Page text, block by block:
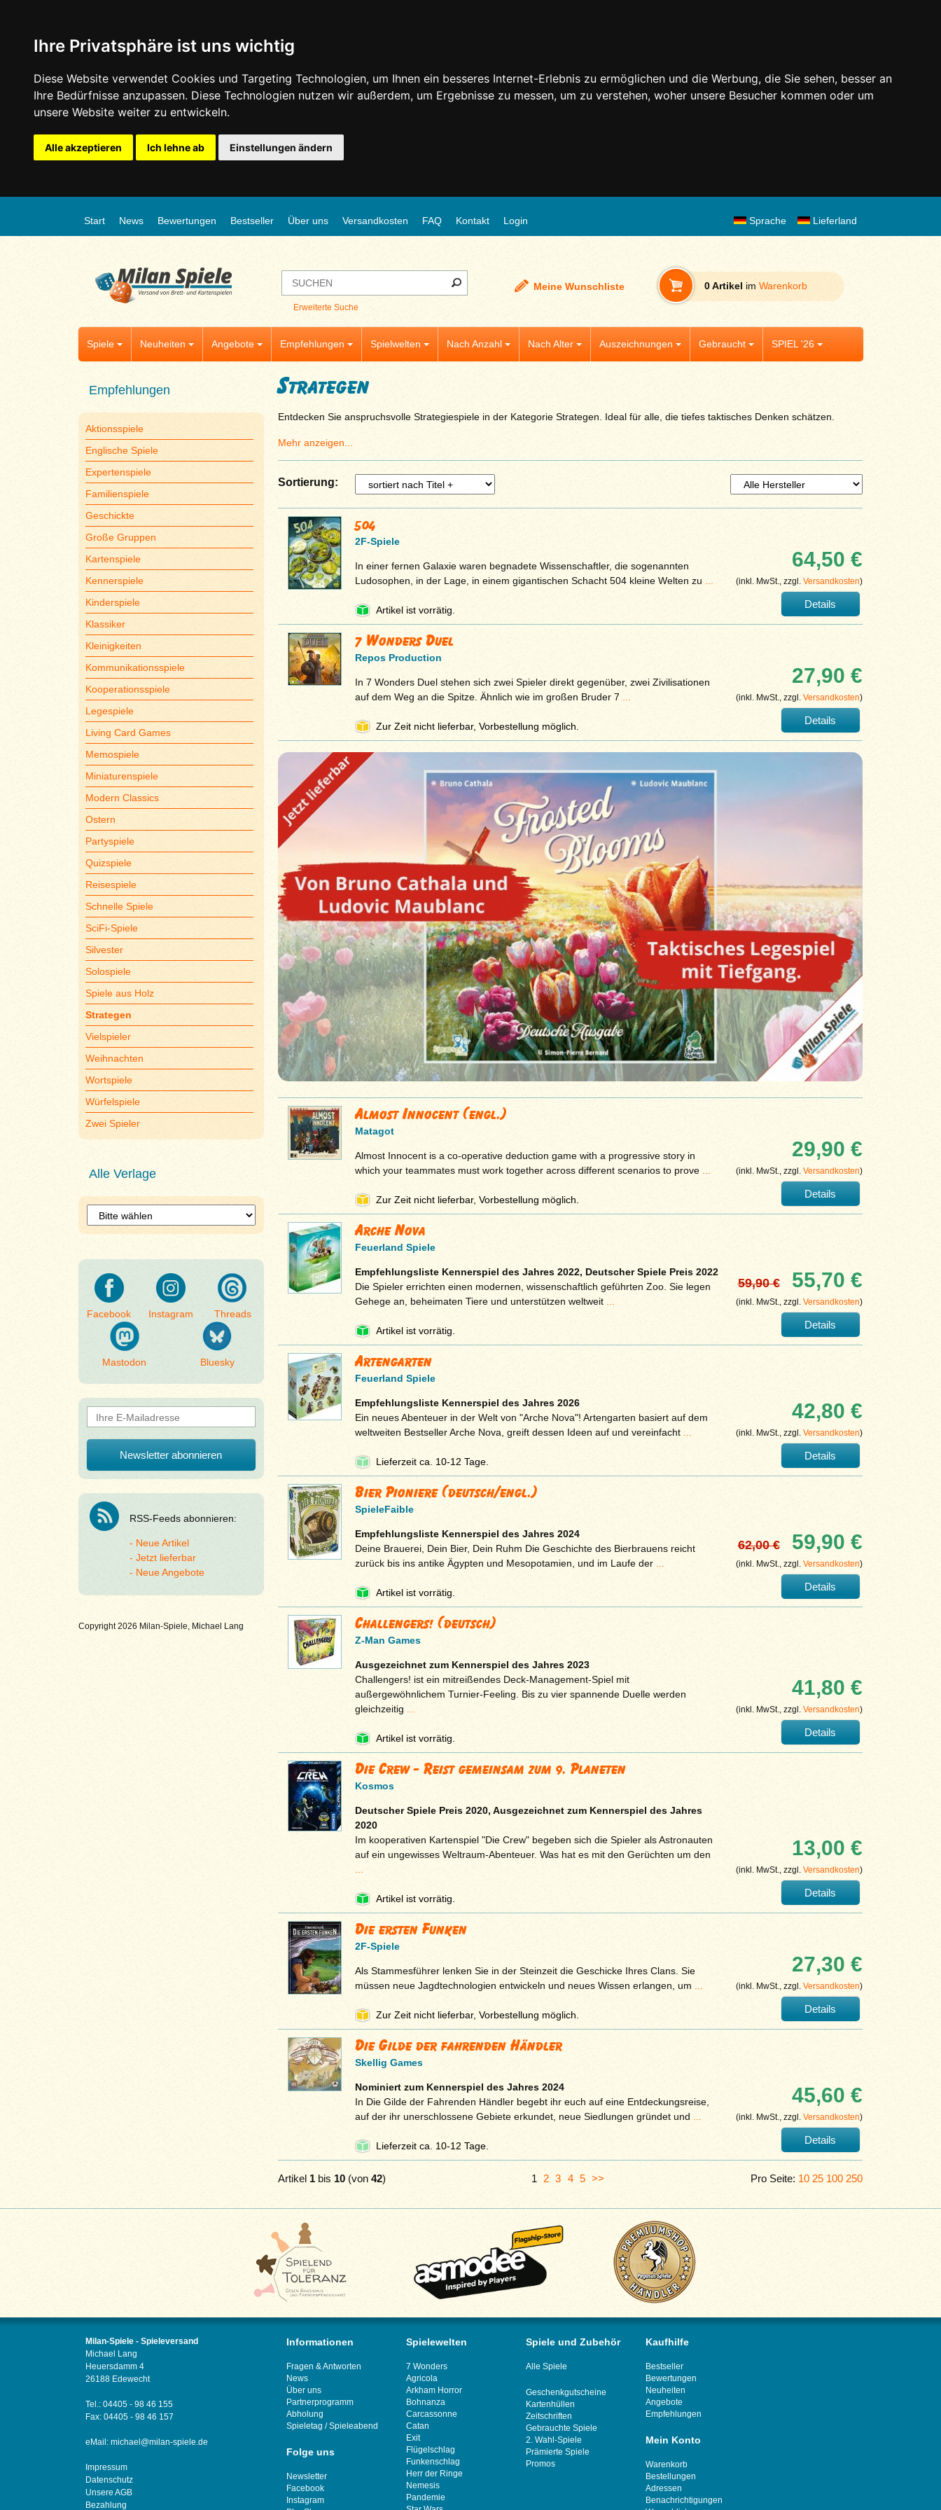
Ihre Privatsphäre ist uns wichtig
Diese Website verwendet Cookies und Targeting Technologien, um Ihnen ein besseres Internet-Erlebnis zu ermöglichen und die Werbung, die Sie sehen, besser an
Ihre Bedürfnisse anzupassen. Diese Technologien nutzen wir außerdem, um Ergebnisse zu messen, um zu verstehen, woher unsere Besucher kommen oder um
unsere Website weiter zu entwickeln.
Alle akzeptieren Ich lehne ab Einstellungen ändern
Start News Bewertungen Bestseller Über uns Versandkosten FAQ Kontakt Login Lieferland
Sprache
Erweiterte Suche
Meine Wunschliste 0 Artikel im Warenkorb
Spiele Neuheiten Angebote Empfehlungen Spielwelten Nach Anzahl Nach Alter Auszeichnungen Gebraucht SPIEL '26
Empfehlungen
Aktionsspiele
Englische Spiele
Expertenspiele
Familienspiele
Geschickte
Große Gruppen
Kartenspiele
Kennerspiele
Kinderspiele
Klassiker
Kleinigkeiten
Kommunikationsspiele
Kooperationsspiele
Legespiele
Living Card Games
Memospiele
Miniaturenspiele
Modern Classics
Ostern
Partyspiele
Quizspiele
Reisespiele
Schnelle Spiele
SciFi-Spiele
Silvester
Solospiele
Spiele aus Holz
Strategen
Vielspieler
Weihnachten
Wortspiele
Würfelspiele
Zwei Spieler
Alle Verlage
Facebook Instagram Threads
Mastodon Bluesky
RSS-Feeds abonnieren:
Neue Artikel
Jetzt lieferbar
Neue Angebote
Copyright 2026 Milan-Spiele, Michael Lang
Strategen
Entdecken Sie anspruchsvolle Strategiespiele in der Kategorie Strategen. Ideal für alle, die tiefes taktisches Denken schätzen.
Mehr anzeigen...
Sortierung:
504
2F-Spiele
In einer fernen Galaxie waren begnadete Wissenschaftler, die sogenannten
Ludosophen, in der Lage, in einem gigantischen Schacht 504 kleine Welten zu
Artikel ist vorrätig.
64,50 €
(inkl. MwSt., zzgl. Versandkosten)
Details
7 Wonders Duel
Repos Production
In 7 Wonders Duel stehen sich zwei Spieler direkt gegenüber, zwei Zivilisationen
auf dem Weg an die Spitze. Ähnlich wie im großen Bruder 7
Zur Zeit nicht lieferbar, Vorbestellung möglich.
27,90 €
(inkl. MwSt., zzgl. Versandkosten)
Details
Almost Innocent (engl.)
Matagot
Almost Innocent is a co-operative deduction game with a progressive story in
which your teammates must work together across different scenarios to prove
Zur Zeit nicht lieferbar, Vorbestellung möglich.
29,90 €
(inkl. MwSt., zzgl. Versandkosten)
Details
Arche Nova
Feuerland Spiele
Empfehlungsliste Kennerspiel des Jahres 2022, Deutscher Spiele Preis 2022
Die Spieler errichten einen modernen, wissenschaftlich geführten Zoo. Sie legen
Gehege an, beheimaten Tiere und unterstützen weltweit
Artikel ist vorrätig.
59,90 € 55,70 €
(inkl. MwSt., zzgl. Versandkosten)
Details
Artengarten
Feuerland Spiele
Empfehlungsliste Kennerspiel des Jahres 2026
Ein neues Abenteuer in der Welt von "Arche Nova"! Artengarten basiert auf dem
weltweiten Bestseller Arche Nova, greift dessen Ideen auf und vereinfacht
Lieferzeit ca. 10-12 Tage.
42,80 €
(inkl. MwSt., zzgl. Versandkosten)
Details
Bier Pioniere (deutsch/engl.)
SpieleFaible
Empfehlungsliste Kennerspiel des Jahres 2024
Deine Brauerei, Dein Bier, Dein Ruhm Die Geschichte des Bierbrauens reicht
zurück bis ins antike Ägypten und Mesopotamien, und im Laufe der
Artikel ist vorrätig.
62,00 € 59,90 €
(inkl. MwSt., zzgl. Versandkosten)
Details
Challengers! (deutsch)
Z-Man Games
Ausgezeichnet zum Kennerspiel des Jahres 2023
Challengers! ist ein mitreißendes Deck-Management-Spiel mit
außergewöhnlichem Turnier-Feeling. Bis zu vier spannende Duelle werden
gleichzeitig
Artikel ist vorrätig.
41,80 €
(inkl. MwSt., zzgl. Versandkosten)
Details
Die Crew - Reist gemeinsam zum 9. Planeten
Kosmos
Deutscher Spiele Preis 2020, Ausgezeichnet zum Kennerspiel des Jahres
2020
Im kooperativen Kartenspiel "Die Crew" begeben sich die Spieler als Astronauten
auf ein ungewisses Weltraum-Abenteuer. Was hat es mit den Gerüchten um den
Artikel ist vorrätig.
13,00 €
(inkl. MwSt., zzgl. Versandkosten)
Details
Die ersten Funken
2F-Spiele
Als Stammesführer lenken Sie in der Steinzeit die Geschicke Ihres Clans. Sie
müssen neue Jagdtechnologien entwickeln und neues Wissen erlangen, um
Zur Zeit nicht lieferbar, Vorbestellung möglich.
27,30 €
(inkl. MwSt., zzgl. Versandkosten)
Details
Die Gilde der fahrenden Händler
Skellig Games
Nominiert zum Kennerspiel des Jahres 2024
In Die Gilde der Fahrenden Händler begebt ihr euch auf eine Entdeckungsreise,
auf der ihr unerschlossene Gebiete erkundet, neue Siedlungen gründet und
Lieferzeit ca. 10-12 Tage.
45,60 €
(inkl. MwSt., zzgl. Versandkosten)
Details
Artikel 1bis 10(von 42) Pro Seite: 10 25 100 250
1 2 3 4 5 >>
Milan-Spiele - Spieleversand
Michael Lang
Heuersdamm 4
26188 Edewecht
Tel.: 04405 - 98 46 155
Fax: 04405 - 98 46 157
eMail: michael@milan-spiele.de
Impressum
Datenschutz
Unsere AGB
Bezahlung
Informationen
Fragen & Antworten
News
Über uns
Partnerprogramm
Abholung
Spieletag /Spieleabend
Folge uns
Newsletter
Facebook
Instagram
Spielewelten
7 Wonders
Agricola
Arkham Horror
Bohnanza
Carcassonne
Catan
Exit
Flügelschlag
Funkenschlag
Herr der Ringe
Nemesis
Pandemie
Spiele und Zubehör
Alle Spiele
Geschenkgutscheine
Kartenhüllen
Zeitschriften
Gebrauchte Spiele
2. Wahl-Spiele
Prämierte Spiele
Promos
Kaufhilfe
Bestseller
Bewertungen
Neuheiten
Angebote
Empfehlungen
Mein Konto
Warenkorb
Bestellungen
Adressen
Benachrichtigungen